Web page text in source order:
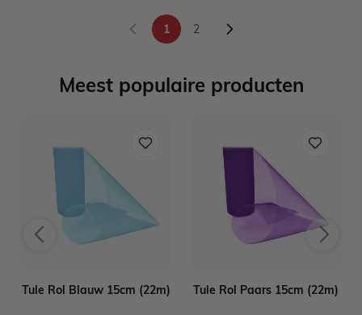
U lees momenteel pagina
1 Pagina
2
Meest populaire producten
Tule Rol Blauw 15cm (22m) Tule Rol Paars 15cm (22m)